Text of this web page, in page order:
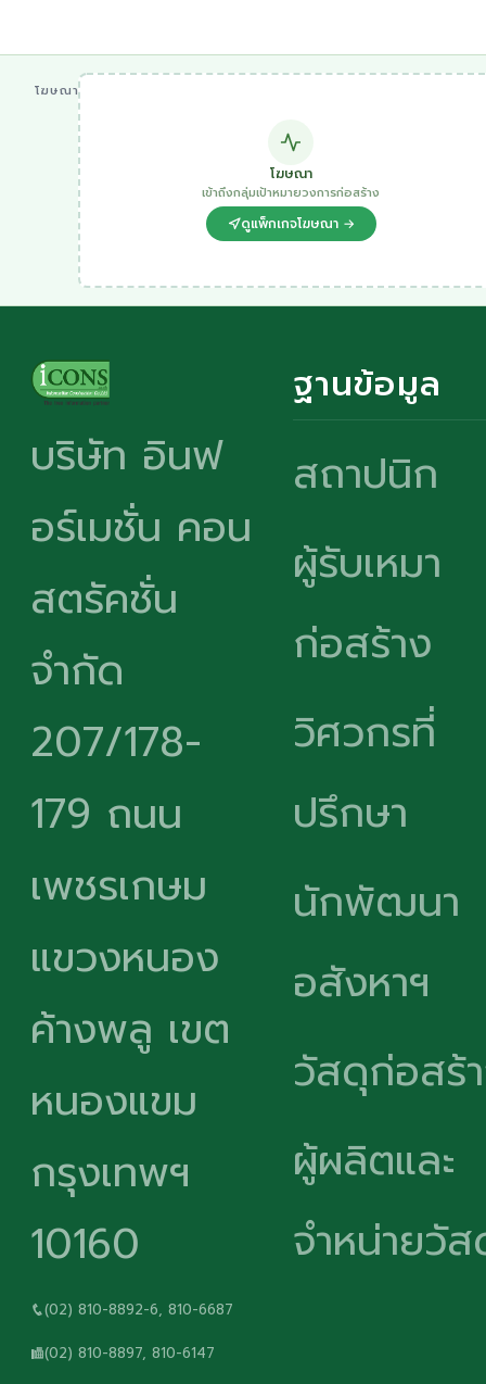
โฆษณา
โฆษณา
เข้าถึงกลุ่มเป้าหมายวงการก่อสร้าง
ดูแพ็กเกจโฆษณา →
บริษัท อินฟ
อร์เมชั่น คอน
สตรัคชั่น
จำกัด
207/178-
179 ถนน
เพชรเกษม
แขวงหนอง
ค้างพลู เขต
หนองแขม
กรุงเทพฯ
10160
(02) 810-8892-6, 810-6687
(02) 810-8897, 810-6147
ฐานข้อมูล
สถาปนิก
ผู้รับเหมา
ก่อสร้าง
วิศวกรที่
ปรึกษา
นักพัฒนา
อสังหาฯ
วัสดุก่อสร้
ผู้ผลิตและ
จำหน่ายวั